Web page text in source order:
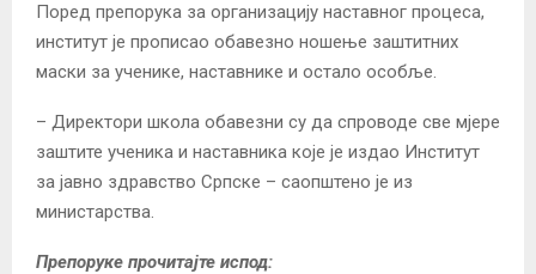
Поред препорука за организацију наставног процеса,
институт је прописао обавезно ношење заштитних
маски за ученике, наставнике и остало особље.
– Директори школа обавезни су да спроводе све мјере
заштите ученика и наставника које је издао Институт
за јавно здравство Српске – саопштено је из
министарства.
Препоруке прочитајте испод: